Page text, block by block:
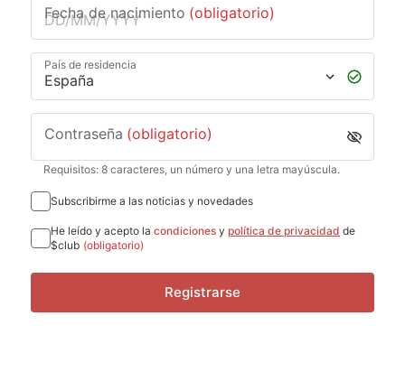
Fecha de nacimiento (obligatorio)
País de residencia
Contraseña (obligatorio)
Requisitos: 8 caracteres, un número y una letra mayúscula.
Subscribirme a las noticias y novedades
He leído y acepto la condiciones y política de privacidad de
$club (obligatorio)
Registrarse